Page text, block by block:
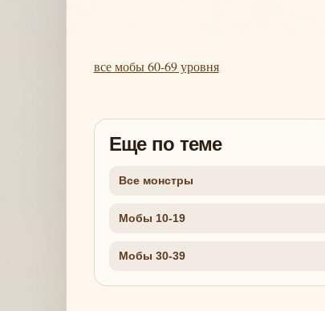
все мобы 60-69 уровня
Еще по теме
Все монстры
Мобы 10-19
Мобы 30-39